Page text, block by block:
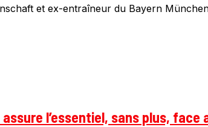
et ex-entraîneur du Bayern
l’essentiel, sans plus, face